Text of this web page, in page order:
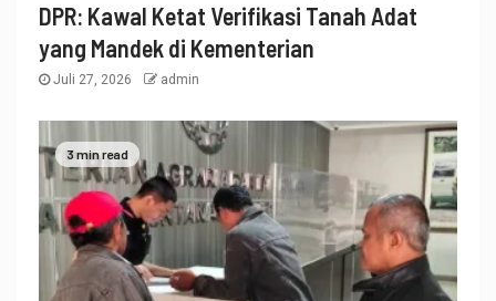
DPR: Kawal Ketat Verifikasi Tanah Adat
yang Mandek di Kementerian
Juli 27, 2026 admin
3 min read